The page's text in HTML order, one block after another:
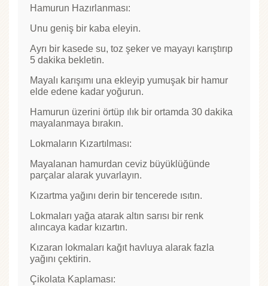
Hamurun Hazırlanması:
Unu geniş bir kaba eleyin.
Ayrı bir kasede su, toz şeker ve mayayı karıştırıp
5 dakika bekletin.
Mayalı karışımı una ekleyip yumuşak bir hamur
elde edene kadar yoğurun.
Hamurun üzerini örtüp ılık bir ortamda 30 dakika
mayalanmaya bırakın.
Lokmaların Kızartılması:
Mayalanan hamurdan ceviz büyüklüğünde
parçalar alarak yuvarlayın.
Kızartma yağını derin bir tencerede ısıtın.
Lokmaları yağa atarak altın sarısı bir renk
alıncaya kadar kızartın.
Kızaran lokmaları kağıt havluya alarak fazla
yağını çektirin.
Çikolata Kaplaması: